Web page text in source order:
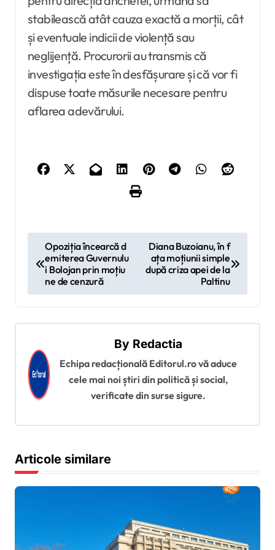
stabilească atât cauza exactă a morții, cât
și eventuale indicii de violență sau
neglijență. Procurorii au transmis că
investigația este în desfășurare și că vor fi
dispuse toate măsurile necesare pentru
aflarea adevărului.
i
g
r
e
n
r
t
o
Opoziția încearcă d
emiterea Guvernulu
i Bolojan prin moțiu
ne de cenzură
Diana Buzoianu, în f
ața moțiunii simple
după criza apei de la
Paltinu
By Redactia
Echipa redacțională Editorul.ro vă aduce
cele mai noi știri din politică și social,
verificate din surse sigure.
Articole similare